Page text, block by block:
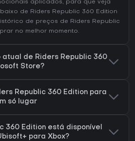
aplicados, para que veja
de Riders Republic 360 Edition
de preços de Riders Republic
no melhor momento.
atual de Riders Republic 360
Store?
Republic 360 Edition para
só lugar
360 Edition está disponível
para Xbox?